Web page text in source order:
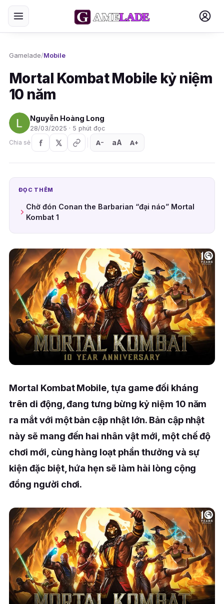
Gamelade/Mobile
Mortal Kombat Mobile kỷ niệm
10 năm
Nguyễn Hoàng Long
28/03/2025 · 5 phút đọc
Chia sẻ
A− aA A+
ĐỌC THÊM
Chờ đón Conan the Barbarian “đại náo” Mortal
Kombat 1
Mortal Kombat Mobile, tựa game đối kháng
trên di động, đang tưng bừng kỷ niệm 10 năm
ra mắt với một bản cập nhật lớn. Bản cập nhật
này sẽ mang đến hai nhân vật mới, một chế độ
chơi mới, cùng hàng loạt phần thưởng và sự
kiện đặc biệt, hứa hẹn sẽ làm hài lòng cộng
đồng người chơi.